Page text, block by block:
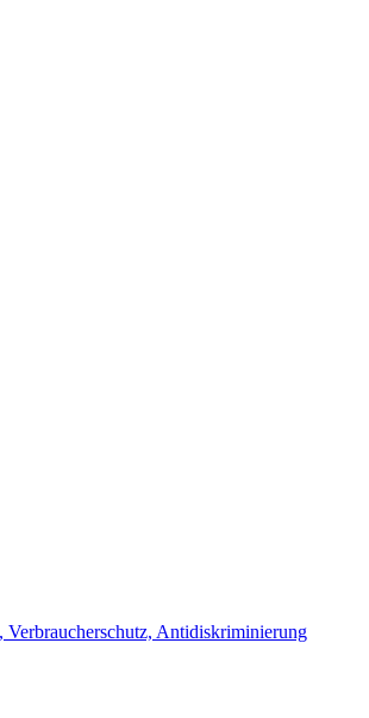
Verbraucherschutz, Antidiskriminierung